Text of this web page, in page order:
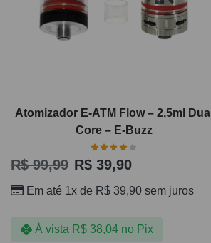
Atomizador E-ATM Flow – 2,5ml Dual
Core – E-Buzz
R$99,99 R$ 39,90
Em até 1x de R$ 39,90 sem juros
À vista R$38,04 no Pix